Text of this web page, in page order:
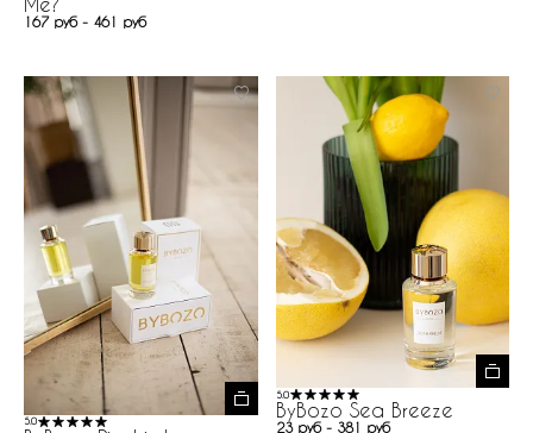
167 руб - 461 руб
5.0
5.0
ByBozo Sea Breeze
23 руб - 381 руб